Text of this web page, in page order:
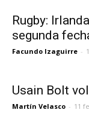
Rugby:
segunda
Facundo Izaguirre -
Usain Bolt
Martín Velasco - 11